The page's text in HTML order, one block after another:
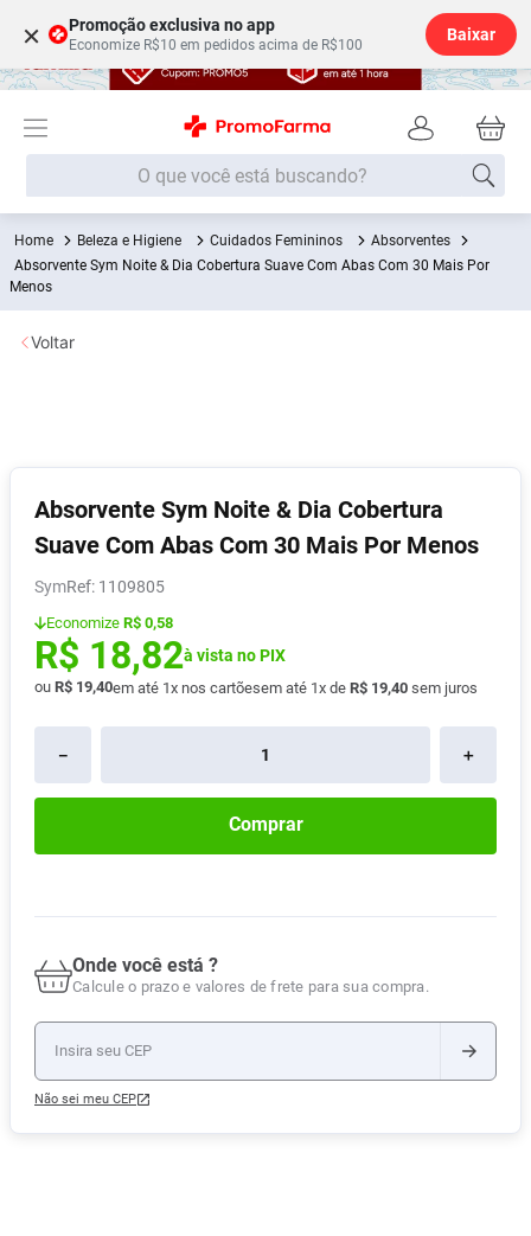
× Promoção exclusiva no app
Economize R$10 em pedidos acima de R$100
Baixar
O que você está buscando?
Beleza e Higiene Cuidados Femininos
Absorventes
Absorvente Sym Noite & Dia Cobertura Suave Com Abas Com 30 Mais Por
Menos
Absorvente Sym Noite & Dia Cobertura
Suave Com Abas Com 30 Mais Por Menos
Sym : 1109805
Economize R$ 0,58
R$ 18,82à vista no PIX
ou R$ 19,40em até 1x nos cartõesem até 1x de R$ 19,40 sem juros
＋
－
Comprar
Onde você está ?
Calcule o prazo e valores de frete para sua compra.
Não sei meu CEP
Voltar
Termos mais buscados
7º Shampoo
8º Absorvente
9º Pampers Confort Sec
10 Lavitan